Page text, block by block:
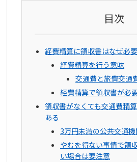
目次
経費精算に領収書はなぜ必
経費精算を行う意味
交通費と旅費交通
経費精算で領収書が必
領収書がなくても交通費精
ある
3万円未満の公共交通
やむを得ない事情で領
い場合は要注意